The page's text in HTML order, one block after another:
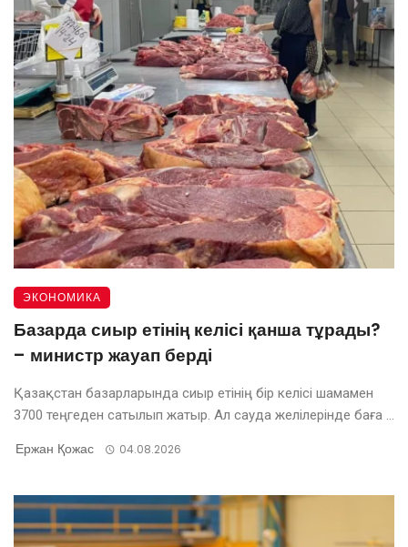
ЭКОНОМИКА
Базарда сиыр етінің келісі қанша тұрады?
– министр жауап берді
Қазақстан базарларында сиыр етінің бір келісі шамамен
3700 теңгеден сатылып жатыр. Ал сауда желілерінде баға ...
Ержан Қожас 04.08.2026